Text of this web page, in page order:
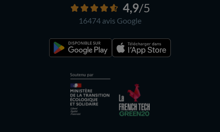
4,9/5
16474 avis Google